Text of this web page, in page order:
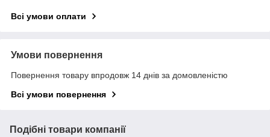
Всі умови оплати
Умови повернення
Повернення товару впродовж 14 днів за домовленістю
Всі умови повернення
Подібні товари компанії